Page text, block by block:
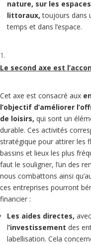
nature, sur les
littoraux, toujours dans
temps et dans l’espace.
Le second axe est
Cet axe est consacré aux
l’objectif d’améliorer
de loisirs, qui sont un
durable. Ces activités
stratégique pour attirer les
bassins et lieux les plus
faut le souligner, l’un des
nous combattons ainsi
ces entreprises pourront
financier :
Les aides directes,
l’investissement des
labellisation. Cela